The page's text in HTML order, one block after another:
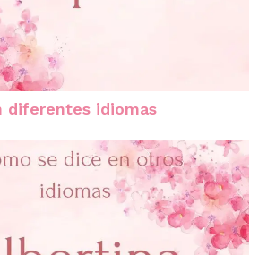
diferentes idiomas